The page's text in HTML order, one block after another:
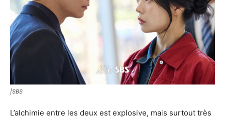
|SBS
L’alchimie entre les deux est explosive, mais surtout très